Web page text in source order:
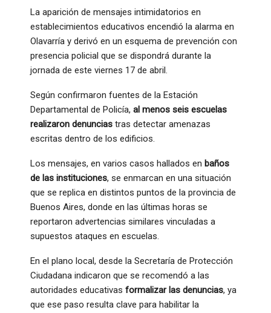
La aparición de mensajes intimidatorios en
establecimientos educativos encendió la alarma en
Olavarría y derivó en un esquema de prevención con
presencia policial que se dispondrá durante la
jornada de este viernes 17 de abril.
Según confirmaron fuentes de la Estación
Departamental de Policía, al menos seis escuelas
realizaron denuncias tras detectar amenazas
escritas dentro de los edificios.
Los mensajes, en varios casos hallados en baños
de las instituciones, se enmarcan en una situación
que se replica en distintos puntos de la provincia de
Buenos Aires, donde en las últimas horas se
reportaron advertencias similares vinculadas a
supuestos ataques en escuelas.
En el plano local, desde la Secretaría de Protección
Ciudadana indicaron que se recomendó a las
autoridades educativas formalizar las denuncias, ya
que ese paso resulta clave para habilitar la